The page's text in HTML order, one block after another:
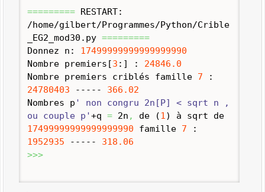
========= RESTART:
/home/gilbert/Programmes/Python/Crible
_EG2_mod30. py =========
Donnez n: 17499999999999999990
Nombre premiers [3 : ] : 24846.0
Nombre premiers criblés famille 7 :
24780403 ----- 366.02
Nombres p ' non congru 2n[P] < sqrt n ,
ou couple p'+q= 2n , de (1 )
à sqrt de
17499999999999999990 famille 7 :
1952935 ----- 318.06
>>>